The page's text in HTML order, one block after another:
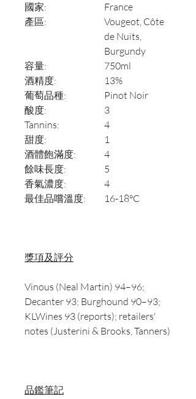
國家:
France
產區:
Vougeot, Côte
de Nuits,
Burgundy
容量:
750ml
酒精度:
13%
葡萄品種:
Pinot Noir
酸度:
3
Tannins:
4
甜度:
1
酒體飽滿度:
4
餘味長度:
5
香氣濃度:
4
最佳品嚐溫度:
16-18°C
獎項及評分
Vinous (Neal Martin) 94–96;
Decanter 93; Burghound 90–93;
KLWines 93 (reports); retailers'
notes (Justerini & Brooks, Tanners)
品鑑筆記